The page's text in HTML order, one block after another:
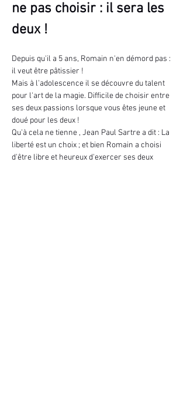
ne pas choisir : il sera les
deux !
Depuis qu'il a 5 ans, Romain n'en démord pas :
il veut être pâtissier !
Mais à l'adolescence il se découvre du talent
pour l'art de la magie. Difficile de choisir entre
ses deux passions lorsque vous êtes jeune et
doué pour les deux !
Qu'à cela ne tienne , Jean Paul Sartre a dit : La
liberté est un choix ; et bien Romain a choisi
d'être libre et heureux d'exercer ses deux